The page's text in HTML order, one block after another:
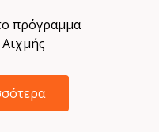
πρόγραμμα